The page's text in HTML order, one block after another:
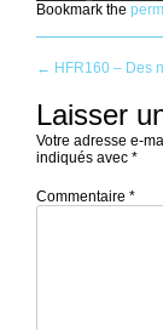
Bookmark the
Post
← HFR160 – Des
Laisser
Votre adresse e-
indiqués avec *
Commentaire *